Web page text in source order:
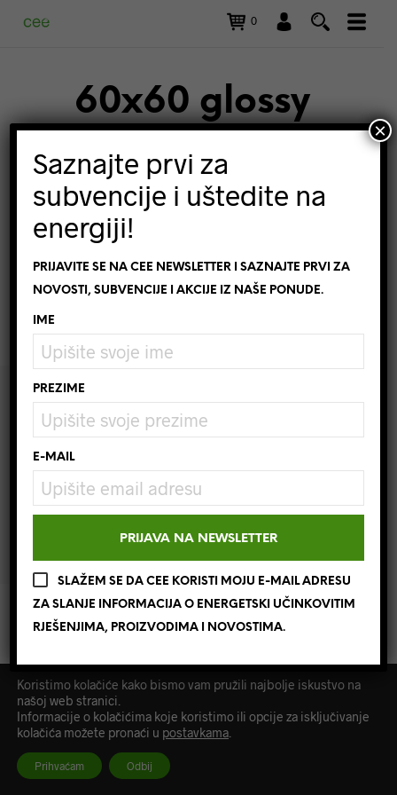
0
60x60 glossy
FILTRIRAJ
Nisu pronađeni proizvodi
koji odgovaraju vašem odabiru.
CEE d.o.o. | OIB: 89989374147 | IBAN: HR2641240031133001583 |
Temeljni kapital 2.550.000,00 kn
Saznajte prvi za
subvencije i uštedite na
energiji!
PRIJAVITE SE NA CEE NEWSLETTER I SAZNAJTE PRVI ZA
NOVOSTI, SUBVENCIJE I AKCIJE IZ NAŠE PONUDE.
IME
PREZIME
E-MAIL
SLAŽEM SE DA CEE KORISTI MOJU E-MAIL ADRESU
ZA SLANJE INFORMACIJA O ENERGETSKI UČINKOVITIM
RJEŠENJIMA, PROIZVODIMA I NOVOSTIMA.
×
Koristimo kolačiće kako bismo vam pružili najbolje iskustvo na
našoj web stranici.
Informacije o kolačićima koje koristimo ili opcije za isključivanje
kolačića možete pronaći u postavkama
Prihvaćam Odbij